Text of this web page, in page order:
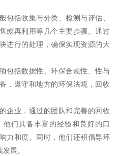
包括收集与分类、检测与评估、
或再利用等几个主要步骤。通过
进行的处理，确保实现资源的大
包括数据性、环保合规性、性与
，遵守和地方的环保法规，回收
企业，通过的团队和完善的回收
们具备丰富的经验和良好的口
力和度。同时，他们还积倡导环
展。